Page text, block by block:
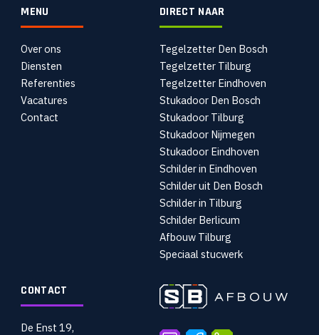
MENU
Over ons
Diensten
Referenties
Vacatures
Contact
DIRECT NAAR
Tegelzetter Den Bosch
Tegelzetter Tilburg
Tegelzetter Eindhoven
Stukadoor Den Bosch
Stukadoor Tilburg
Stukadoor Nijmegen
Stukadoor Eindhoven
Schilder in Eindhoven
Schilder uit Den Bosch
Schilder in Tilburg
Schilder Berlicum
Afbouw Tilburg
Speciaal stucwerk
CONTACT
De Enst 19,